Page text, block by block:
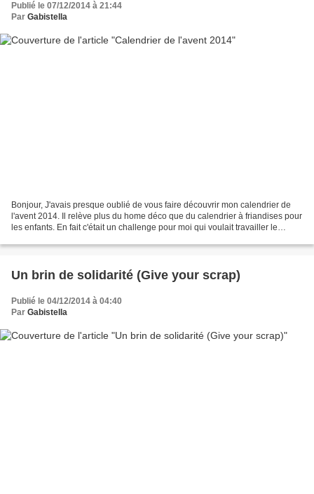
Publié le 07/12/2014 à 21:44
Par Gabistella
Bonjour, J'avais presque oublié de vous faire découvrir mon calendrier de
l'avent 2014. Il relève plus du home déco que du calendrier à friandises pour
les enfants. En fait c'était un challenge pour moi qui voulait travailler le
Un brin de solidarité (Give your scrap)
Publié le 04/12/2014 à 04:40
Par Gabistella